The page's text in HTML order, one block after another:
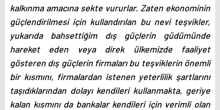
kalkınma amacına sekte vururlar. Zaten ekonominin
güçlendirilmesi için kullandırılan bu nevi teşvikler,
yukarıda bahsettiğim dış güçlerin güdümünde
hareket eden veya direk ülkemizde faaliyet
gösteren dış güçlerin firmaları bu teşviklerin önemli
bir kısmını, firmalardan istenen yeterlilik şartlarını
taşıdıklarından dolayı kendileri kullanmakta, geriye
kalan kısmını da bankalar kendileri için verimli olan